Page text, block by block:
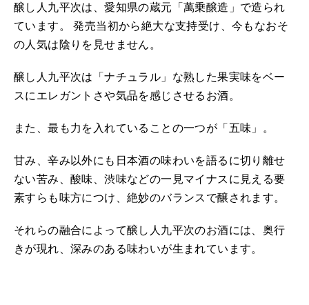
醸し人九平次は、愛知県の蔵元「萬乗醸造」で造られ
ています。 発売当初から絶大な支持受け、今もなおそ
の人気は陰りを見せません。
醸し人九平次は「ナチュラル」な熟した果実味をベー
スにエレガントさや気品を感じさせるお酒。
また、最も力を入れていることの一つが「五味」。
甘み、辛み以外にも日本酒の味わいを語るに切り離せ
ない苦み、酸味、渋味などの一見マイナスに見える要
素すらも味方につけ、絶妙のバランスで醸されます。
それらの融合によって醸し人九平次のお酒には、奥行
きが現れ、深みのある味わいが生まれています。